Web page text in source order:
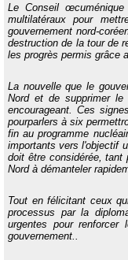
Le Conseil
multilatéraux pour
gouvernement nord-
destruction de la tour de
les progrès permis grâce
La nouvelle que le
Nord et de supprimer
encourageant. Ces
pourparlers à six
fin au programme
importants vers l'objectif
doit être considérée, tant
Nord à démanteler
Tout en félicitant ceux
processus par la
urgentes pour renforcer
gouvernement..